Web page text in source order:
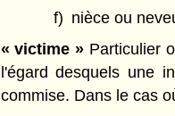
f) nièce ou
« victime » Particulier
l'égard desquels une
commise. Dans le cas